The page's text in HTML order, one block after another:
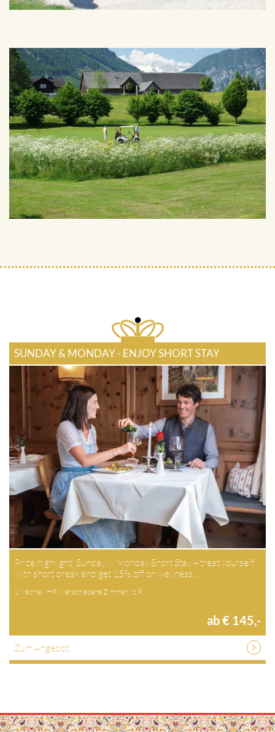
SUNDAY & MONDAY - ENJOY SHORT STAY
Price highlight: Sunday & Monday Short Stay – treat yourself
with short break and get 15% off on wellness…
1 Nächte / HP / verschiedene Zimmer / p.P.
ab € 145,-
Zum Angebot